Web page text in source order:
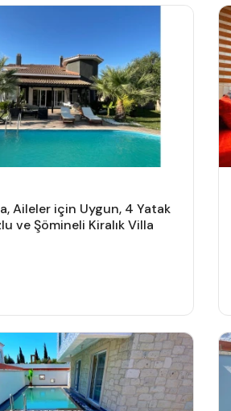
Aileler için Uygun, 4 Yatak
ve Şömineli Kiralık Villa